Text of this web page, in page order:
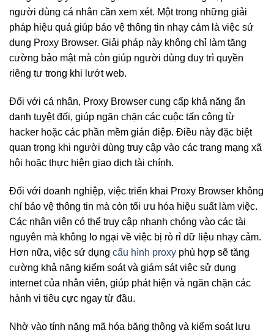
người dùng cá nhân cần xem xét. Một trong những giải
pháp hiệu quả giúp bảo vệ thông tin nhạy cảm là việc sử
dụng Proxy Browser. Giải pháp này không chỉ làm tăng
cường bảo mật mà còn giúp người dùng duy trì quyền
riêng tư trong khi lướt web.
Đối với cá nhân, Proxy Browser cung cấp khả năng ẩn
danh tuyệt đối, giúp ngăn chặn các cuộc tấn công từ
hacker hoặc các phần mềm gián điệp. Điều này đặc biệt
quan trọng khi người dùng truy cập vào các trang mạng xã
hội hoặc thực hiện giao dịch tài chính.
Đối với doanh nghiệp, việc triển khai Proxy Browser không
chỉ bảo vệ thông tin mà còn tối ưu hóa hiệu suất làm việc.
Các nhân viên có thể truy cập nhanh chóng vào các tài
nguyên mà không lo ngại về việc bị rò rỉ dữ liệu nhạy cảm.
Hơn nữa, việc sử dụng cấu hình proxy phù hợp sẽ tăng
cường khả năng kiểm soát và giám sát việc sử dụng
internet của nhân viên, giúp phát hiện và ngăn chặn các
hành vi tiêu cực ngay từ đầu.
Nhờ vào tính năng mã hóa băng thông và kiểm soát lưu